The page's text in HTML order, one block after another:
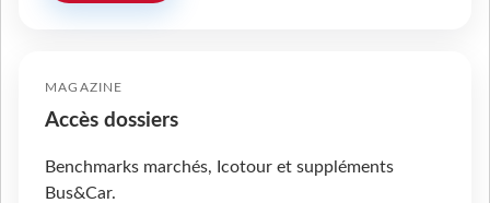
MAGAZINE
Accès dossiers
Benchmarks marchés, Icotour et suppléments
Bus&Car.